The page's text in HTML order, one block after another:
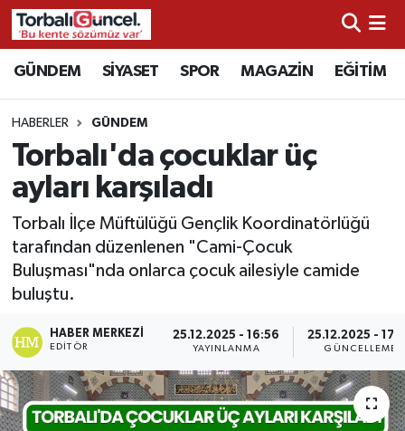
GÜNDEM SİYASET SPOR MAGAZİN EĞİTİM
HABERLER GÜNDEM
Torbalı'da çocuklar üç
ayları karşıladı
Torbalı İlçe Müftülüğü Gençlik Koordinatörlüğü
tarafından düzenlenen "Cami-Çocuk
Buluşması"nda onlarca çocuk ailesiyle camide
buluştu.
HABER MERKEZI
EDITÖR
25.12.2025 - 16:56
YAYINLANMA
25.12.2025 -
GÜNCELLEME
İzmir Nöbetçi Eczaneler
İzmir Hava Durumu
İzmir Namaz Vakitleri
İzmir Trafik Yoğunluk Haritası
Süper Lig Puan Durumu ve Fikstür
Tüm Manşetler
Son Dakika Haberleri
Haber Arşivi